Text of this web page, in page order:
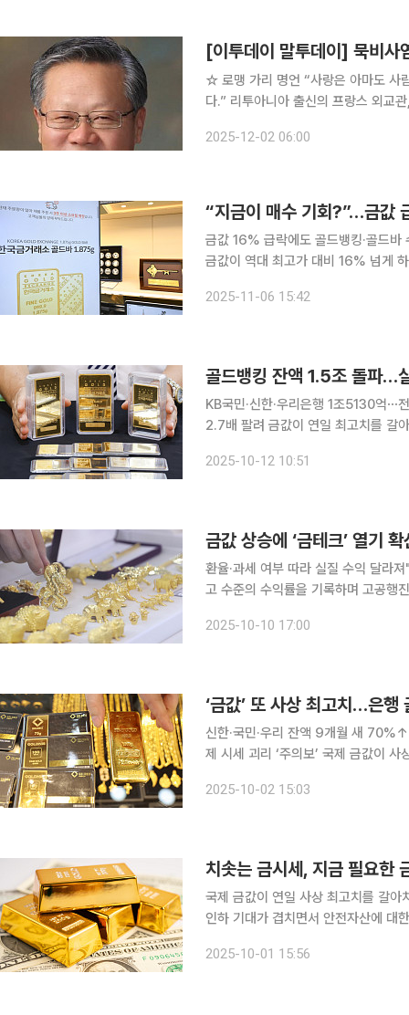
[이투데이 말투데이] 묵비
☆ 로맹 가리 명언 “사랑은 아마도 사람의 응답을 얻기 위해 만들어 낸 가장 아름다운 대화일 겁니
다.” 리투아니아 출신의 프랑스 외교관, 작가, 영화감독, 비행사다. ‘에밀 아자르’라는 가명으로도 알
프랑스의 가장 권위 있는 문학상인 공
2025-12-02 06:00
“지금이 매수 기회?”…금값
금값 16% 급락에도 골드뱅킹·골드바
금값이 역대 최고가 대비 16% 넘게
에 따르면 KB국민·신한·우리은행의
2025-11-06 15:42
골드뱅킹 잔액 1.5조 돌파…
KB국민·신한·우리은행 1조5130
2.7배 팔려 금값이 연일 최고치를 갈아치우자 관련 상품에도 자금이 몰리고 있다. 은행 골드뱅킹 잔
웃돌았다. 최근에는 열기가 은(銀)으
2025-10-12 10:51
금값 상승에 ‘금테크’ 열기
환율·과세 여부 따라 실질 수익 달라져"구조·세
고 수준의 수익률을 기록하며 고공행
2025-10-10 17:00
‘금값’ 또 사상 최고치…은행
신한·국민·우리 잔액 9개월 새
제 시세 괴리 ‘주의보’ 국제 금값이 사상 최고치를 경신하면서 은행 골드뱅킹에 자금이 몰리고 있다.
2025-10-02 15:03
치솟는 금시세, 지금 필요한
국제 금값이 연일 사상 최고치를 갈
인하 기대가 겹치면서 안전자산에 대
하고 있는데요. 주식, 부동산이 불안
2025-10-01 15:56